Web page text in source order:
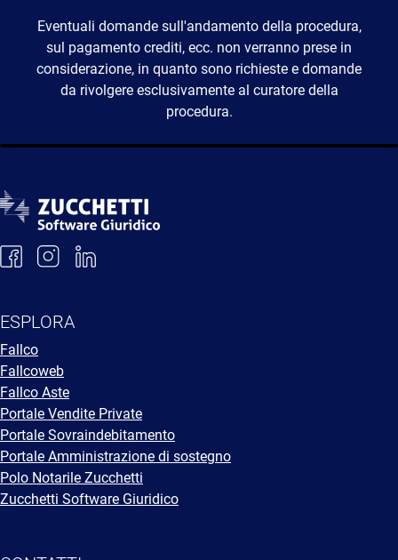
Eventuali domande sull'andamento della procedura,
sul pagamento crediti, ecc. non verranno prese in
considerazione, in quanto sono richieste e domande
da rivolgere esclusivamente al curatore della
procedura.
ESPLORA
Fallco
Fallcoweb
Fallco Aste
Portale Vendite Private
Portale Sovraindebitamento
Portale Amministrazione di sostegno
Polo Notarile Zucchetti
Zucchetti Software Giuridico